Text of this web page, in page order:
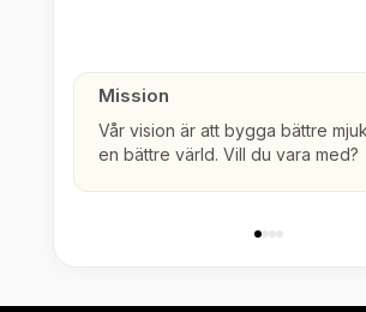
Mission
Vår vision är att bygga bättre
en bättre värld. Vill du vara med?